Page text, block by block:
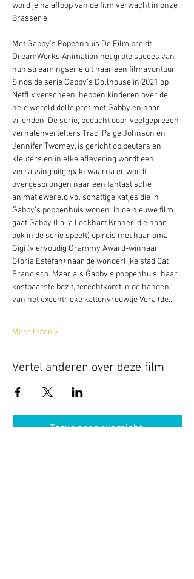
word je na afloop van de film verwacht in onze
Brasserie.
Met Gabby's Poppenhuis De Film breidt
DreamWorks Animation het grote succes van
hun streamingserie uit naar een filmavontuur.
Sinds de serie Gabby’s Dollhouse in 2021 op
Netflix verscheen, hebben kinderen over de
hele wereld dolle pret met Gabby en haar
vrienden. De serie, bedacht door veelgeprezen
verhalenvertellers Traci Paige Johnson en
Jennifer Twomey, is gericht op peuters en
kleuters en in elke aflevering wordt een
verrassing uitgepakt waarna er wordt
overgesprongen naar een fantastische
animatiewereld vol schattige katjes die in
Gabby’s poppenhuis wonen. In de nieuwe film
gaat Gabby (Laila Lockhart Kraner, die haar
ook in de serie speelt) op reis met haar oma
Gigi (viervoudig Grammy Award-winnaar
Gloria Estefan) naar de wonderlijke stad Cat
Francisco. Maar als Gabby’s poppenhuis, haar
kostbaarste bezit, terechtkomt in de handen
van het excentrieke kattenvrouwtje Vera (de…
Meer lezen >
Vertel anderen over deze film
Terug naar overzicht